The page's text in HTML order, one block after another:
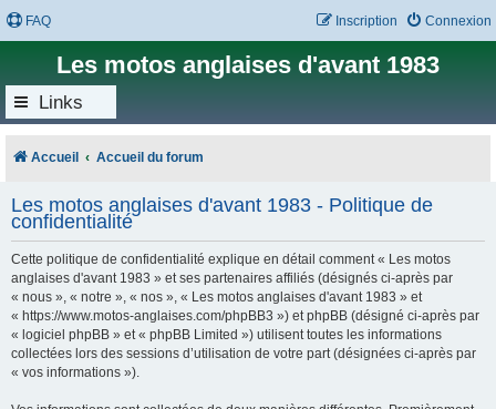
FAQ Connexion
Inscription
Les motos anglaises d'avant 1983
Links
Accueil Accueil du forum
Les motos anglaises d'avant 1983 - Politique de
confidentialité
Cette politique de confidentialité explique en détail comment « Les motos
anglaises d'avant 1983 » et ses partenaires affiliés (désignés ci-après par
« nous », « notre », « nos », « Les motos anglaises d'avant 1983 » et
« https://www.motos-anglaises.com/phpBB3 ») et phpBB (désigné ci-après par
« logiciel phpBB » et « phpBB Limited ») utilisent toutes les informations
collectées lors des sessions d’utilisation de votre part (désignées ci-après par
« vos informations »).